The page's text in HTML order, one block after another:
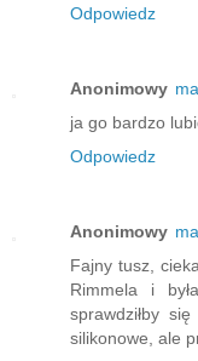
Odpowiedz
Anonimowy
ja go bardzo
Odpowiedz
Anonimowy
Fajny tusz,
Rimmela i
sprawdziłby
silikonowe, ale